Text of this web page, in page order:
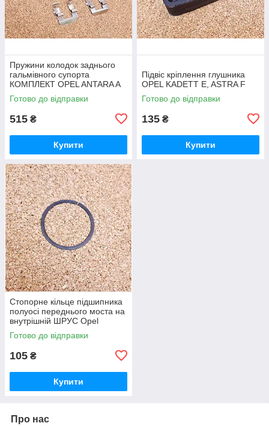
Пружини колодок заднього
гальмівного супорта
КОМПЛЕКТ OPEL ANTARA A
(L07) CHEVROLET CAPTIVA
(C100, C140) 2.4 2006.06-
Готово до відправки
515 ₴
Купити
Підвіс кріплення глушника
OPEL KADETT E, ASTRA F
Готово до відправки
135 ₴
Купити
Стопорне кільце підшипника
полуосі переднього моста на
внутрішній ШРУС Opel
Frontera Опель Фронтера
Готово до відправки
105 ₴
Купити
Про нас